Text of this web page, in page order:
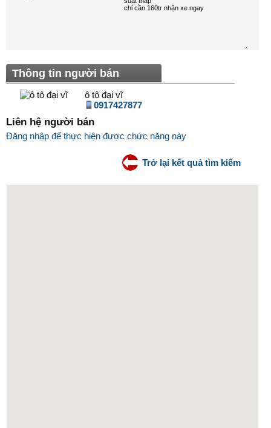
Thông tin người bán
ô tô đại vĩ
0917427877
Liên hệ người bán
Đăng nhập để thực hiện được chức năng này
Trở lại kết quả tìm kiếm